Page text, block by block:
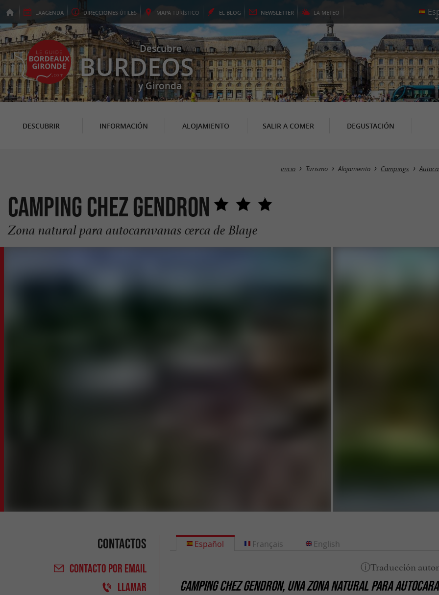
LAAGENDA DIRECCIONES ÚTILES MAPA TURÍSTICO EL BLOG NEWSLETTER LA METEO
Descubre
BURDEOS
y Gironda
DESCUBRIR INFORMACIÓN ALOJAMIENTO SALIR A COMER DEGUSTACIÓN
inicio Turismo Alojamiento Campings
Camping Chez Gendron
Zona natural para autocaravanas cerca de Blaye
Contactos
CONTACTO POR EMAIL
LLAMAR
Español
CAMPING CHEZ GENDRON, UNA ZONA NATURAL PARA
Français English